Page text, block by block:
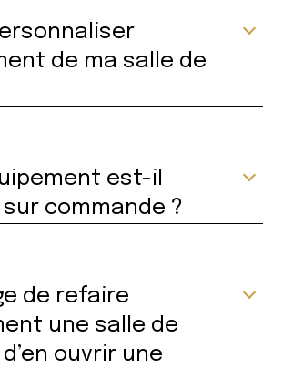
de ma salle de
est-il
commande ?
de refaire
une salle de
ouvrir une